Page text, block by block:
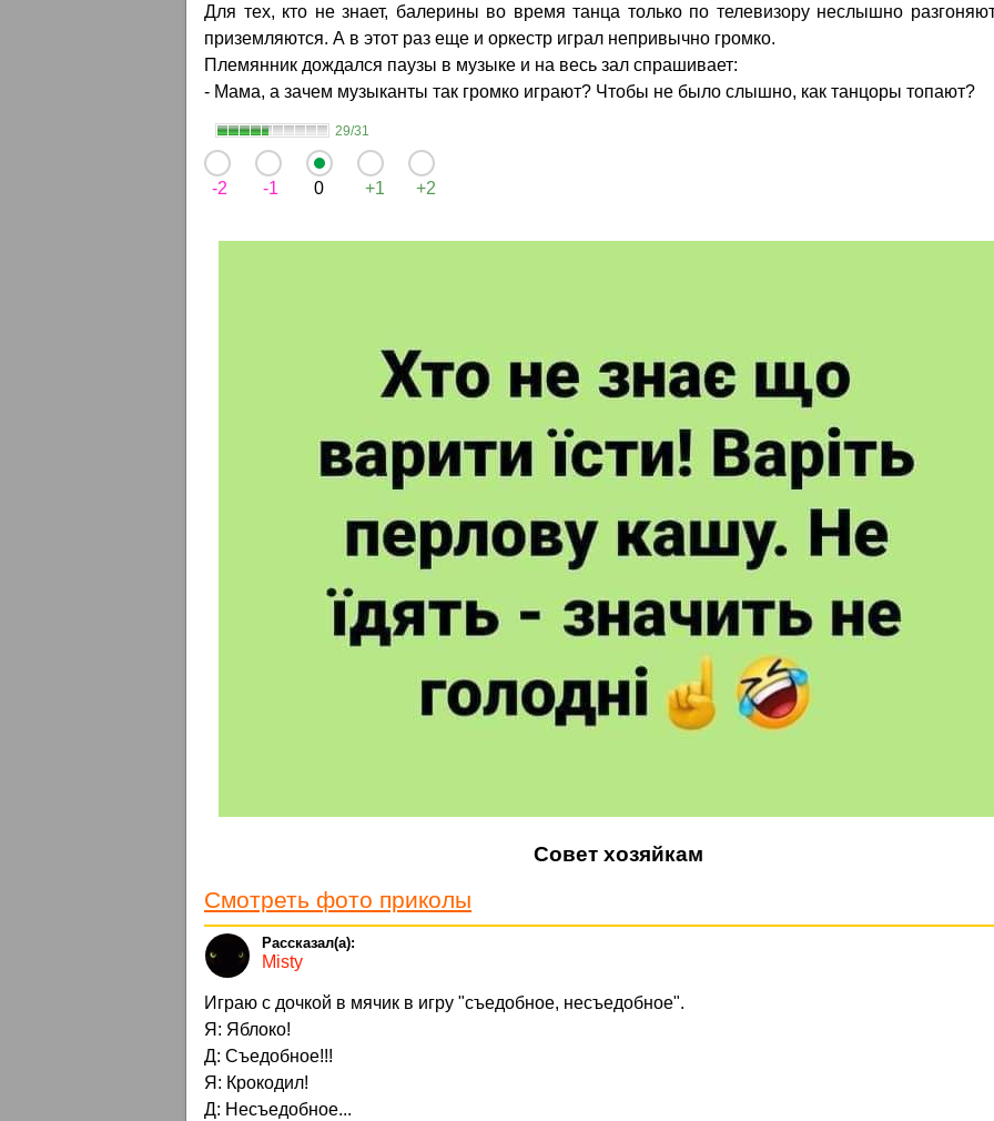
Для тех, кто не знает, балерины во время танца только по телевизору неслышно
приземляются. А в этот раз еще и оркестр играл непривычно громко.
Племянник дождался паузы в музыке и на весь зал спрашивает:
- Мама, а зачем музыканты так громко играют? Чтобы не было слышно, как танцоры топают?
29/31
-2 -1 0 +1 +2
Совет хозяйкам
Смотреть фото приколы
Misty
Играю с дочкой в мячик в игру "съедобное, несъедобное".
Я: Яблоко!
Д: Съедобное!!!
Я: Крокодил!
Д: Несъедобное...